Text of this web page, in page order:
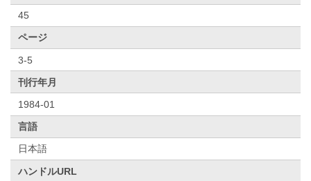
45
ページ
3-5
刊行年月
1984-01
言語
日本語
ハンドルURL